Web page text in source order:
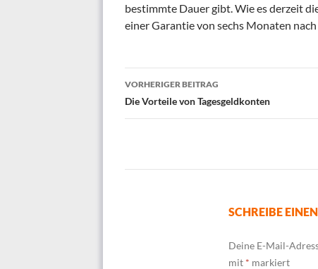
bestimmte Dauer gibt. Wie es derzeit
einer Garantie von sechs Monaten
Beitrags-
Navigation
VORHERIGER BEITRAG
Die Vorteile von Tagesgeldkonten
SCHREIBE
Deine E-Mail-
mit * markiert